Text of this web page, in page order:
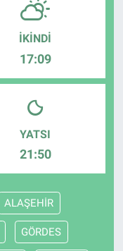
İKINDI
17:09
YATSI
21:50
ALAŞEHİR
GÖRDES